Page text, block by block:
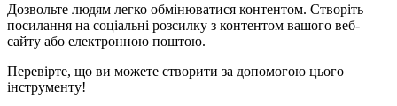
Дозвольте людям легко обмінюватися контентом. Створіть
посилання на соціальні розсилку з контентом вашого веб-
сайту або електронною поштою.
Перевірте, що ви можете створити за допомогою цього
інструменту!